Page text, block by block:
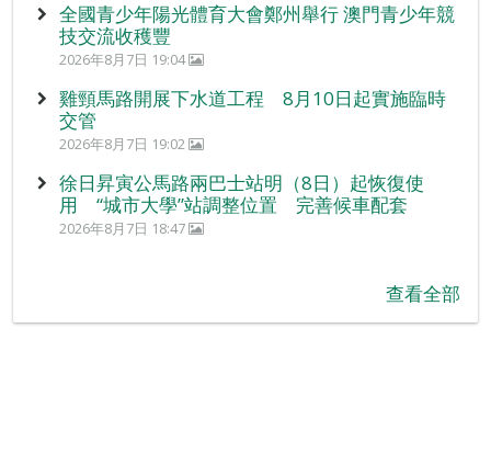
全國青少年陽光體育大會鄭州舉行 澳門青少年競
技交流收穫豐
2026年8月7日 19:04
雞頸馬路開展下水道工程 8月10日起實施臨時
交管
2026年8月7日 19:02
徐日昇寅公馬路兩巴士站明（8日）起恢復使
用 “城市大學”站調整位置 完善候車配套
2026年8月7日 18:47
查看全部